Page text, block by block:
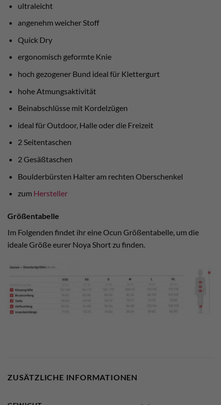
ultraleicht
angenehm weicher Stoff
Quick Dry
ergonomisch geformte Knie
hoch gezogener Bund ideal für Klettergurt
hohe Atmungsaktivität
Beinabschlüsse mit Kordelzügen
ideal für Outdoor, Halle oder die Freizeit
2 Seitentaschen
2 Gesäßtaschen
Boulderbürsten Halter am rechten Oberschenkel
zum Hersteller
Größentabelle
Im Folgenden findet ihr eine Ocun Größentabelle, um die
ideale Größe eurer Noya Short zu finden.
ZUSÄTZLICHE INFORMATIONEN